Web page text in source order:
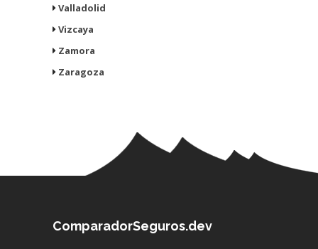
Valladolid
Vizcaya
Zamora
Zaragoza
ComparadorSeguros.dev